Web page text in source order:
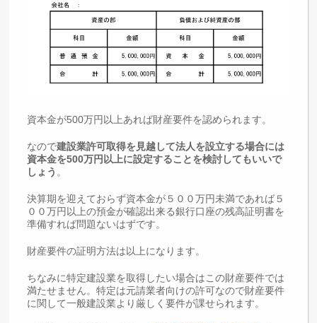
資本金が500万円以上あれば財産要件を認められます。
なので建設業許可取得を見越して法人を設立する場合には
資本金を500万円以上に設定することを検討してもいいで
しょう 。
決算期を迎えておらず資本金が５００万円未満であれば５
００万円以上の預金が確認出来る銀行口座の残高証明書を
準備すれば問題ないはずです。
財産要件の証明方法は以上になります。
ちなみに特定建設業を取得したい場合はこの財産要件では
満たせません。特定は元請業者向けの許可なので財産要件
に関して一般建設業より厳しく要件が課せられます。